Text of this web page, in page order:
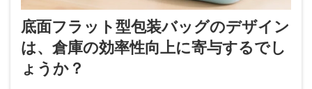
底面フラット型包装バッグのデザイン
は、倉庫の効率性向上に寄与するでし
ょうか？